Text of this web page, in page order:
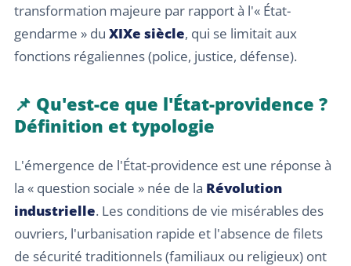
transformation majeure par rapport à l'« État-
gendarme » du XIXe siècle, qui se limitait aux
fonctions régaliennes (police, justice, défense).
📌 Qu'est-ce que l'État-providence ?
Définition et typologie
L'émergence de l'État-providence est une réponse à
la « question sociale » née de la Révolution
industrielle. Les conditions de vie misérables des
ouvriers, l'urbanisation rapide et l'absence de filets
de sécurité traditionnels (familiaux ou religieux) ont